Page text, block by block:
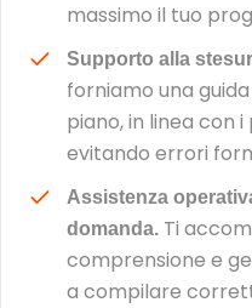
massimo il tuo
Supporto alla
forniamo una
piano, in linea con
evitando errori
Assistenza
domanda. Ti
comprensione e
a compilare